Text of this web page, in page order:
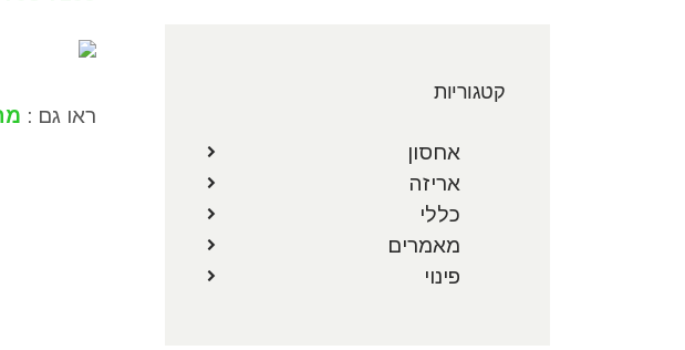
ראו גם :
קטגוריות
אחסון
אריזה
כללי
מאמרים
פינוי